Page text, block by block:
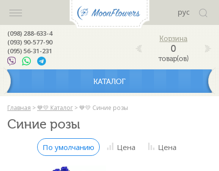
рус
(098) 288-633-4
(093) 90-577-90
(095) 56-31-231
0
товар(ов)
КАТАЛОГ
Главная > 💙💛 Каталог > 💙💛 Синие розы
Синие розы
По умолчанию Цена Цена